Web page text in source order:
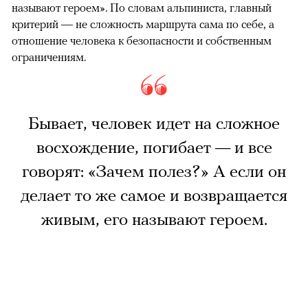
называют героем». По словам альпиниста, главный
критерий — не сложность маршрута сама по себе, а
отношение человека к безопасности и собственным
ограничениям.
Бывает, человек идет на сложное
восхождение, погибает — и все
говорят: «Зачем полез?» А если он
делает то же самое и возвращается
живым, его называют героем.